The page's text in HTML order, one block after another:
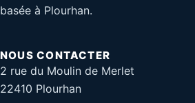
basée à Plourhan.
NOUS CONTACTER
2 rue du Moulin de Merlet
22410 Plourhan